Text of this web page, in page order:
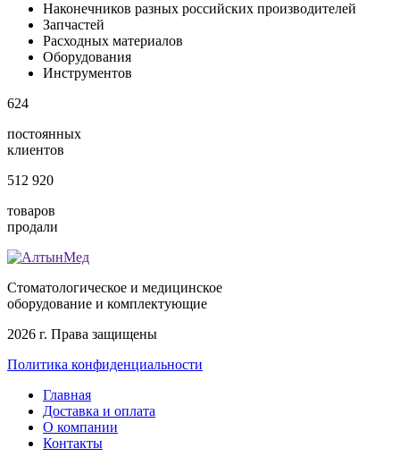
Наконечников разных российских производителей
Запчастей
Расходных материалов
Оборудования
Инструментов
624
постоянных
клиентов
512 920
товаров
продали
Стоматологическое и медицинское
оборудование и комплектующие
2026 г. Права защищены
Политика конфиденциальности
Главная
Доставка и оплата
О компании
Контакты